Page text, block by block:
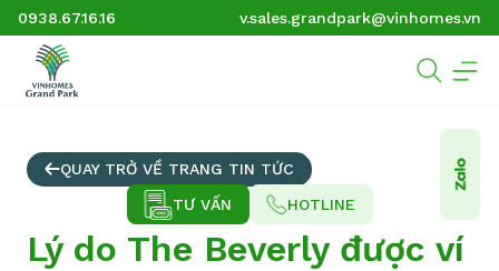
0938.67.16.16 v.sales.grandpark@vinhomes.vn
QUAY TRỞ VỀ TRANG TIN TỨC
Lý do The Beverly được ví
TƯ VẤN HOTLINE